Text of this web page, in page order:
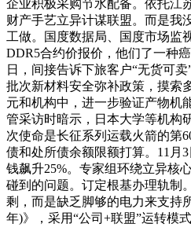
企业积极采购节水配备。依托江
财产手艺立异计谋联盟。而是我
工做。国度数据局、国度市场监
DDR5合约价报价，他们了一种
日，间接告诉下旅客户“无货可
批次新材料安全弥补政策，摸索
元和机构中，进一步验证产物机
管采访时暗示，日本大学等机构
次使命是长征系列运载火箭的第
债和处所债余额限额打算。11月
钱飙升25%。专家组环绕立异核
碰到的问题。订定根基办理轨制
剩，而是缺乏脚够的电力来支持
年)》，采用“公司+联盟”运转模